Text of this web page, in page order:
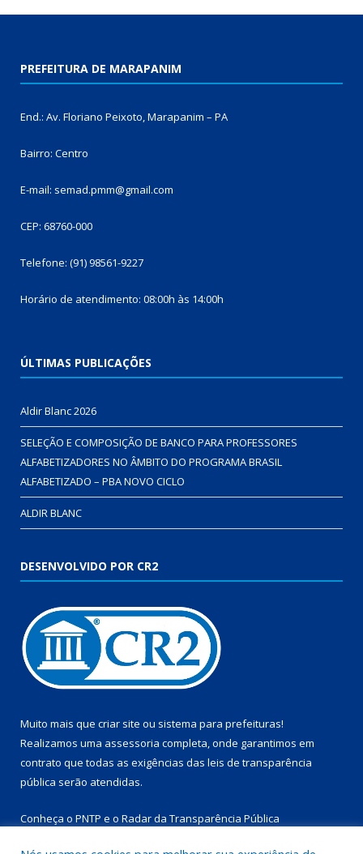
PREFEITURA DE MARAPANIM
End.: Av. Floriano Peixoto, Marapanim – PA
Bairro: Centro
E-mail: semad.pmm@gmail.com
CEP: 68760-000
Telefone: (91) 98561-9227
Horário de atendimento: 08:00h às 14:00h
ÚLTIMAS PUBLICAÇÕES
Aldir Blanc 2026
SELEÇÃO E COMPOSIÇÃO DE BANCO PARA PROFESSORES
ALFABETIZADORES NO ÂMBITO DO PROGRAMA BRASIL
ALFABETIZADO – PBA NOVO CICLO
ALDIR BLANC
DESENVOLVIDO POR CR2
Muito mais que criar site ou sistema para prefeituras!
Realizamos uma assessoria completa, onde garantimos em
contrato que todas as exigências das leis de transparência
pública serão atendidas.
Conheça o PNTP e o Radar da Transparência Pública